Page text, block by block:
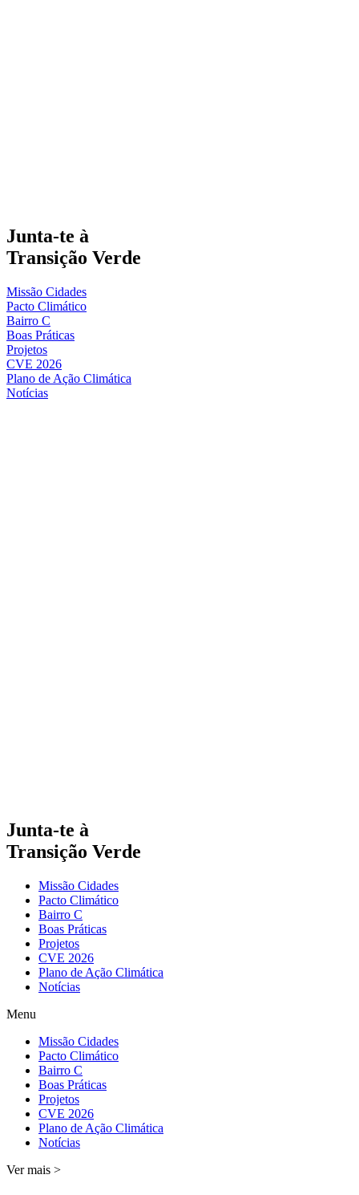
Junta-te à
Transição Verde
Missão Cidades
Pacto Climático
Bairro C
Boas Práticas
Projetos
CVE 2026
Plano de Ação Climática
Notícias
Junta-te à
Transição Verde
Missão Cidades
Pacto Climático
Bairro C
Boas Práticas
Projetos
CVE 2026
Plano de Ação Climática
Notícias
Menu
Missão Cidades
Pacto Climático
Bairro C
Boas Práticas
Projetos
CVE 2026
Plano de Ação Climática
Notícias
Ver mais >